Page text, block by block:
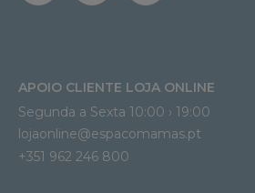
APOIO CLIENTE LOJA ONLINE
Segunda a Sexta 10:00 › 19:00
lojaonline@espacomamas.pt
+351 962 246 800